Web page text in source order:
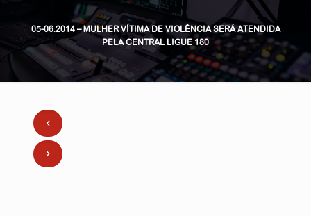
05-06.2014 – MULHER VÍTIMA DE VIOLÊNCIA SERÁ ATENDIDA
PELA CENTRAL LIGUE 180